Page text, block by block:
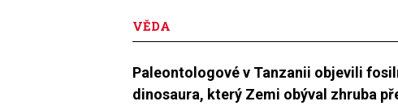
VĚDA
Paleontologové v Tanzanii objevili
dinosaura, který Zemi obýval zhruba